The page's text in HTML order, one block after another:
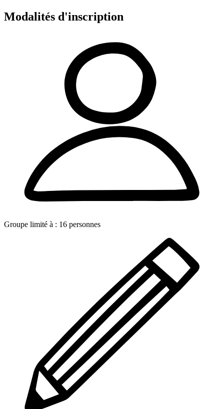
Modalités d'inscription
Groupe limité à : 16 personnes